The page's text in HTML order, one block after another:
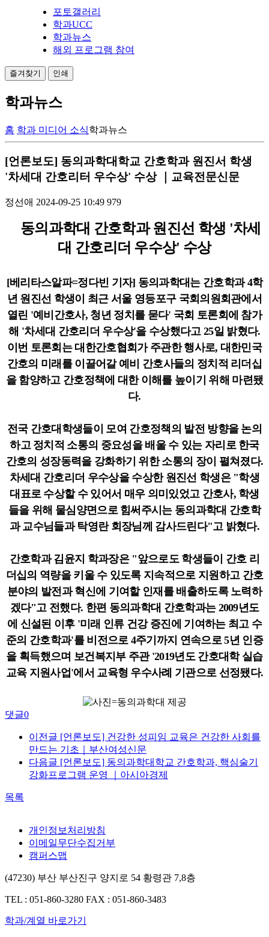
포토갤러리
학과UCC
학과뉴스
해외 프로그램 참여
즐겨찾기 인쇄
학과뉴스
홈 학과 미디어 소식학과뉴스
[언론보도] 동의과학대학교 간호학과 원진서 학생
'차세대 간호리터 우수상' 수상 ｜교육전문신문
정선애 2024-09-25 10:49 979
동의과학대 간호학과 원진선 학생 '차세
대 간호리더 우수상' 수상
[베리타스알파=정다빈 기자] 동의과학대는 간호학과 4학
년 원진선 학생이 최근 서울 영등포구 국회의원회관에서
열린 '예비간호사, 청년 정치를 묻다' 국회 토론회에 참가
해 '차세대 간호리더 우수상'을 수상했다고 25일 밝혔다.
이번 토론회는 대한간호협회가 주관한 행사로, 대한민국
간호의 미래를 이끌어갈 예비 간호사들의 정치적 리더십
을 함양하고 간호정책에 대한 이해를 높이기 위해 마련됐
다.
전국 간호대학생들이 모여 간호정책의 발전 방향을 논의
하고 정치적 소통의 중요성을 배울 수 있는 자리로 한국
간호의 성장동력을 강화하기 위한 소통의 장이 펼쳐졌다.
차세대 간호리더 우수상을 수상한 원진선 학생은 "학생
대표로 수상할 수 있어서 매우 의미있었고 간호사, 학생
들을 위해 물심양면으로 힘써주시는 동의과학대 간호학
과 교수님들과 탁영란 회장님께 감사드린다"고 밝혔다.
간호학과 김윤지 학과장은 "앞으로도 학생들이 간호 리
더십의 역량을 키울 수 있도록 지속적으로 지원하고 간호
분야의 발전과 혁신에 기여할 인재를 배출하도록 노력하
겠다"고 전했다. 한편 동의과학대 간호학과는 2009년도
에 신설된 이후 '미래 인류 건강 증진에 기여하는 최고 수
준의 간호학과'를 비전으로 4주기까지 연속으로 5년 인증
을 획득했으며 보건복지부 주관 '2019년도 간호대학 실습
교육 지원사업'에서 교육형 우수사례 기관으로 선정됐다.
댓글0
이전글 [언론보도] 건강한 성피임 교육은 건강한 사회를
만드는 기초｜부산여성신문
다음글 [언론보도] 동의과학대학교 간호학과, 핵심술기
강화프로그램 운영 ｜아시아경제
목록
개인정보처리방침
이메일무단수집거부
캠퍼스맵
(47230) 부산 부산진구 양지로 54 황령관 7,8층
TEL : 051-860-3280 FAX : 051-860-3483
학과/계열 바로가기